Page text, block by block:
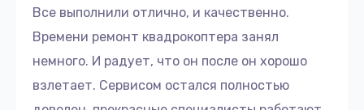
Все выполнили отлично, и качественно.
Времени ремонт квадрокоптера занял
немного. И радует, что он после он хорошо
взлетает. Сервисом остался полностью